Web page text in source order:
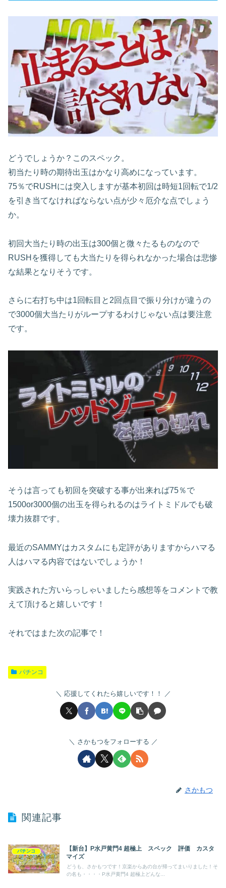
どうでしょうか？このスペック。
初当たり時の期待出玉はかなり高めになっています。
75％でRUSHには突入しますが基本初回は時短1回転で1/2
を引き当てなければならない点が少々厄介な点でしょう
か。
初回大当たり時の出玉は300個と微々たるものなので
RUSHを獲得しても大当たりを得られなかった場合は悲惨
な結果となりそうです。
さらに右打ち中は1回転目と2回点目で振り分けが違うの
で3000個大当たりがループするわけじゃない点は要注意
です。
そうは言っても初回を突破する事が出来れば75％で
1500or3000個の出玉を得られるのはライトミドルでも破
壊力抜群です。
最近のSAMMYはカスタムにも定評がありますからハマる
人はハマる内容ではないでしょうか！
実践された方いらっしゃいましたら感想等をコメントで教
えて頂けると嬉しいです！
それではまた次の記事で！
パチンコ
応援してくれたら嬉しいです！！
さかもつをフォローする
さかもつ
関連記事
パチンコ
【新台】P水戸黄門4 超極上 スペック 評価 カスタ
マイズ
どうも、さかもつです！京楽からあの台が帰ってまいりました！そ
の名も・・・・P水戸黄門4 超極上どんな...